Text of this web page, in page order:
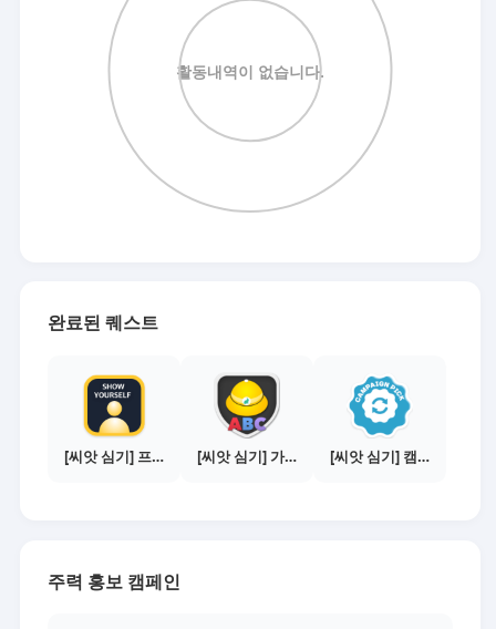
완료된 퀘스트
[씨앗 심기] 프로필 사진 등록하기 [씨앗 심기] 가이드보기 - 매체별 활동 가이드 [씨앗 심기] 캠페인 선택하기 - PICK 1개
주력 홍보 캠페인